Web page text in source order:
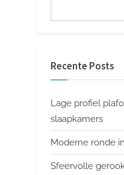
Recente Posts
Lage profiel
slaapkamers
Moderne ronde
Sfeervolle